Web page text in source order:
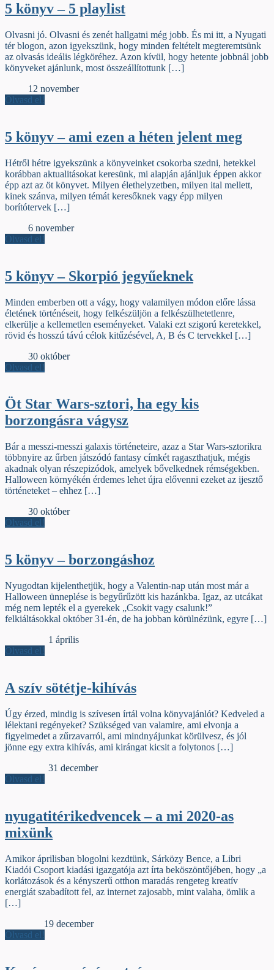
5 könyv – 5 playlist
Olvasni jó. Olvasni és zenét hallgatni még jobb. És mi itt, a Nyugati
tér blogon, azon igyekszünk, hogy minden feltételt megteremtsünk
az olvasás ideális légköréhez. Azon kívül, hogy hetente jobbnál jobb
könyveket ajánlunk, most összeállítottunk […]
12 november
Olvasd el!
5 könyv – ami ezen a héten jelent meg
Hétről hétre igyekszünk a könyveinket csokorba szedni, hetekkel
korábban aktualitásokat keresünk, mi alapján ajánljuk éppen akkor
épp azt az öt könyvet. Milyen élethelyzetben, milyen ital mellett,
kinek szánva, milyen témát keresőknek vagy épp milyen
borítótervek […]
6 november
Olvasd el!
5 könyv – Skorpió jegyűeknek
Minden emberben ott a vágy, hogy valamilyen módon előre lássa
életének történéseit, hogy felkészüljön a felkészülhetetlenre,
elkerülje a kellemetlen eseményeket. Valaki ezt szigorú keretekkel,
rövid és hosszú távú célok kitűzésével, A, B és C tervekkel […]
30 október
Olvasd el!
Öt Star Wars-sztori, ha egy kis
borzongásra vágysz
Bár a messzi-messzi galaxis történeteire, azaz a Star Wars-sztorikra
többnyire az űrben játszódó fantasy címkét ragaszthatjuk, mégis
akadnak olyan részepizódok, amelyek bővelkednek rémségekben.
Halloween környékén érdemes lehet újra elővenni ezeket az ijesztő
történeteket – ehhez […]
30 október
Olvasd el!
5 könyv – borzongáshoz
Nyugodtan kijelenthetjük, hogy a Valentin-nap után most már a
Halloween ünneplése is begyűrűzött kis hazánkba. Igaz, az utcákat
még nem lepték el a gyerekek „Csokit vagy csalunk!”
felkiáltásokkal október 31-én, de ha jobban körülnézünk, egyre […]
1 április
Olvasd el!
A szív sötétje-kihívás
Úgy érzed, mindig is szívesen írtál volna könyvajánlót? Kedveled a
lélektani regényeket? Szükséged van valamire, ami elvonja a
figyelmedet a zűrzavarról, ami mindnyájunkat körülvesz, és jól
jönne egy extra kihívás, ami kirángat kicsit a folytonos […]
31 december
Olvasd el!
nyugatitérikedvencek – a mi 2020-as
mixünk
Amikor áprilisban blogolni kezdtünk, Sárközy Bence, a Libri
Kiadói Csoport kiadási igazgatója azt írta beköszöntőjében, hogy „a
korlátozások és a kényszerű otthon maradás rengeteg kreatív
energiát szabadított fel, az internet zajosabb, mint valaha, ömlik a
[…]
19 december
Olvasd el!